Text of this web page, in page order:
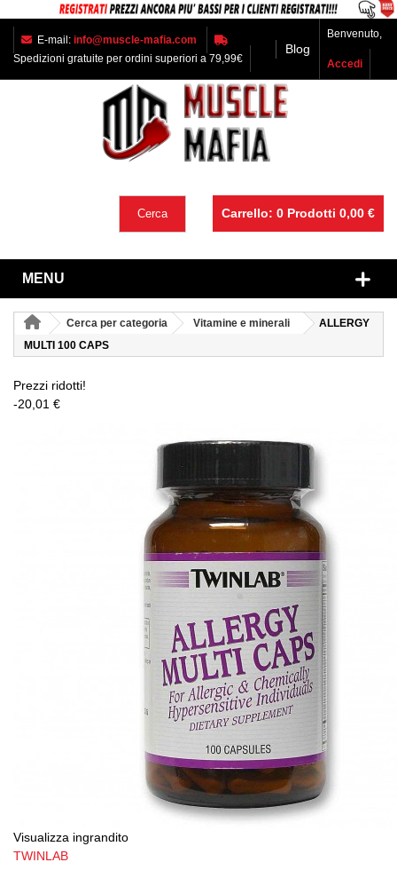
E-mail: info@muscle-mafia.com
Spedizioni gratuite per ordini superiori a 79,99€
Blog
Benvenuto,
Accedi
Carrello: 0 Prodotti 0,00 €
Cerca
MENU
Cerca per categoria Vitamine e minerali
ALLERGY
MULTI 100 CAPS
Prezzi ridotti!
-20,01 €
Visualizza ingrandito
TWINLAB